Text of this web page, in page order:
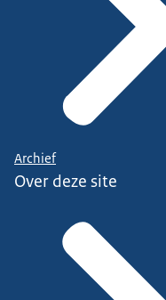
Archief
Over deze site